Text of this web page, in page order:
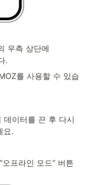
우측 상단에
.
를 사용할 수 있습
데이터를 끈 후 다시
요.
프라인 모드” 버튼